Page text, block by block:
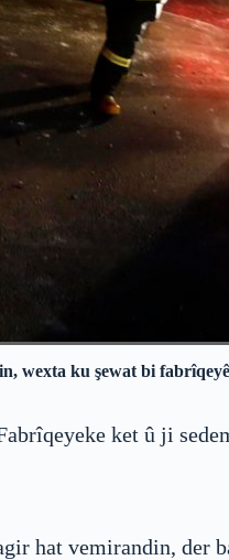
wexta ku şewat bi
ket û ji
hat vemirandin, der